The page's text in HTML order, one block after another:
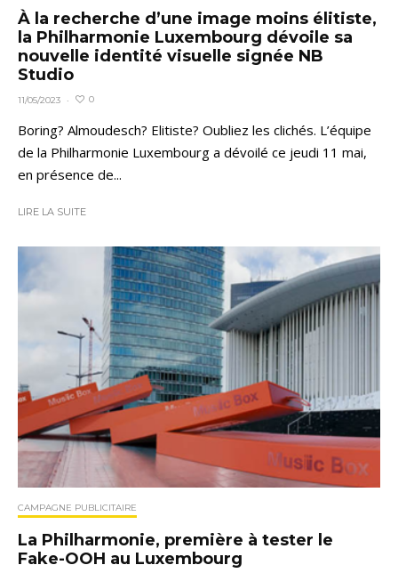
À la recherche d’une image moins élitiste,
la Philharmonie Luxembourg dévoile sa
nouvelle identité visuelle signée NB
Studio
11/05/2023 · 0
Boring? Almoudesch? Elitiste? Oubliez les clichés. L’équipe
de la Philharmonie Luxembourg a dévoilé ce jeudi 11 mai,
en présence de...
LIRE LA SUITE
CAMPAGNE PUBLICITAIRE
La Philharmonie, première à tester le
Fake-OOH au Luxembourg